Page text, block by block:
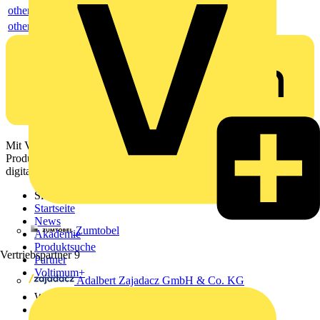
Zumtobel
Vertriebspartner 9
Adalbert Zajadacz GmbH & Co. KG
others
others
Mit Voltimum erhalten Elektrofachkräfte Zugang zu Branchennews,
Produktinformationen, Schulungen und Tools – alles auf einer
digitalen Plattform und Community.
Sitemap
Startseite
News
Akademie
Produktsuche
Partner
Voltimum+
Weitere Links